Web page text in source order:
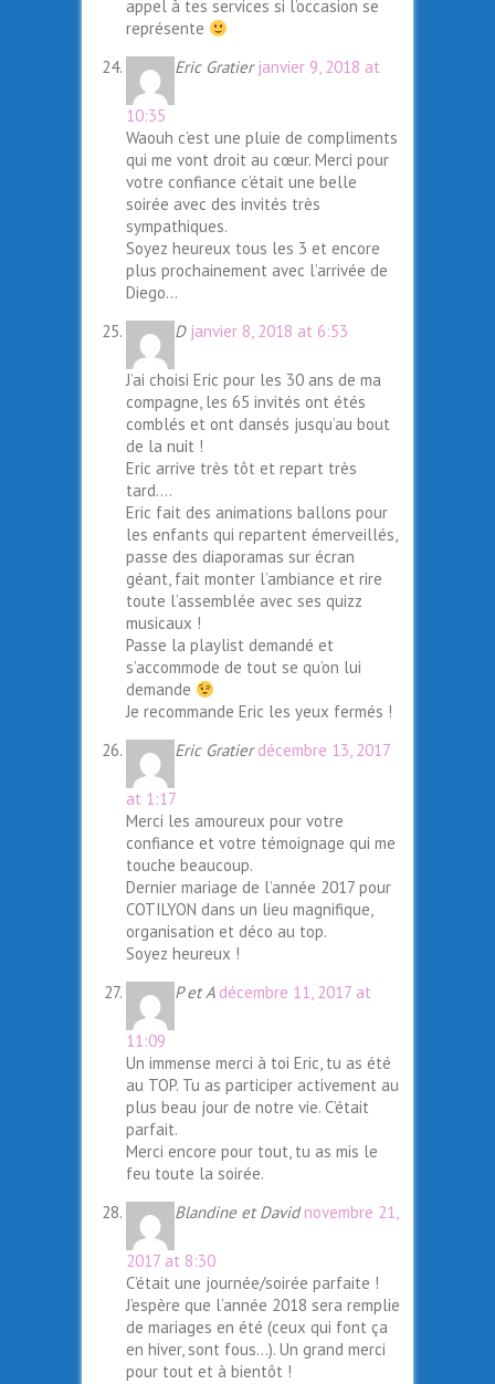
appel à tes services si l’occasion se
représente
Eric Gratier janvier 9, 2018 at
10:35
Waouh c’est une pluie de compliments
qui me vont droit au cœur. Merci pour
votre confiance c’était une belle
soirée avec des invités très
sympathiques.
Soyez heureux tous les 3 et encore
plus prochainement avec l’arrivée de
Diego…
D janvier 8, 2018 at 6:53
J’ai choisi Eric pour les 30 ans de ma
compagne, les 65 invités ont étés
comblés et ont dansés jusqu’au bout
de la nuit !
Eric arrive très tôt et repart très
tard….
Eric fait des animations ballons pour
les enfants qui repartent émerveillés,
passe des diaporamas sur écran
géant, fait monter l’ambiance et rire
toute l’assemblée avec ses quizz
musicaux !
Passe la playlist demandé et
s’accommode de tout se qu’on lui
demande
Je recommande Eric les yeux fermés !
Eric Gratierdécembre 13, 2017
at 1:17
Merci les amoureux pour votre
confiance et votre témoignage qui me
touche beaucoup.
Dernier mariage de l’année 2017 pour
COTILYON dans un lieu magnifique,
organisation et déco au top.
Soyez heureux !
P et A décembre 11, 2017 at
11:09
Un immense merci à toi Eric, tu as été
au TOP. Tu as participer activement au
plus beau jour de notre vie. C’était
parfait.
Merci encore pour tout, tu as mis le
feu toute la soirée.
Blandine et Davidnovembre 21,
2017 at 8:30
C’était une journée/soirée parfaite !
J’espère que l’année 2018 sera remplie
de mariages en été (ceux qui font ça
en hiver, sont fous…). Un grand merci
pour tout et à bientôt !